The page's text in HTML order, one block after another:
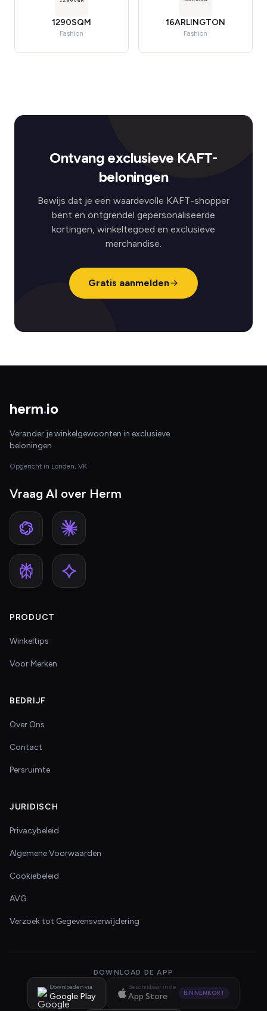
1290SQM
Fashion
16ARLINGTON
Fashion
Ontvang exclusieve KAFT-
beloningen
Bewijs dat je een waardevolle KAFT-shopper
bent en ontgrendel gepersonaliseerde
kortingen, winkeltegoed en exclusieve
merchandise.
Gratis aanmelden
herm.io
Verander je winkelgewoonten in exclusieve
beloningen
Opgericht in Londen, VK
Vraag AI over Herm
PRODUCT
Winkeltips
Voor Merken
BEDRIJF
Over Ons
Contact
Persruimte
JURIDISCH
Privacybeleid
Algemene Voorwaarden
Cookiebeleid
AVG
Verzoek tot Gegevensverwijdering
DOWNLOAD DE APP
Downloaden via
Google Play
Beschikbaar in de
App Store BINNENKORT